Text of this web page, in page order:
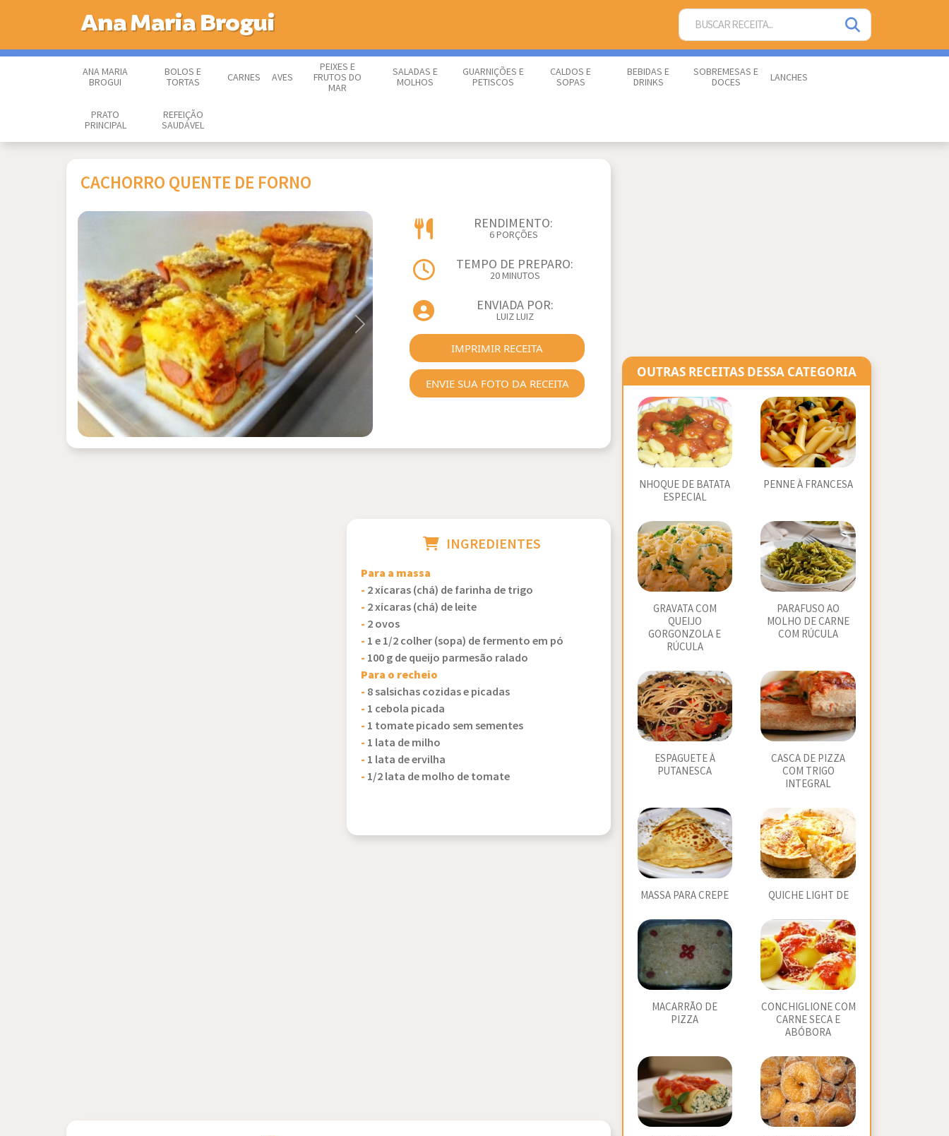
Ana Maria Brogui
ANA MARIA
BROGUI
BOLOS E
TORTAS
CARNES AVES
PEIXES E
FRUTOS DO
MAR
SALADAS E
MOLHOS
GUARNIÇÕES E
PETISCOS
CALDOS E
SOPAS
BEBIDAS E
DRINKS
SOBREMESAS E
DOCES
LANCHES
PRATO
PRINCIPAL
REFEIÇÃO
SAUDÁVEL
CACHORRO QUENTE DE FORNO
Previous Next
RENDIMENTO:
6 PORÇÕES
TEMPO DE PREPARO:
20 MINUTOS
ENVIADA POR:
LUIZ LUIZ
IMPRIMIR RECEITA
ENVIE SUA FOTO DA RECEITA
INGREDIENTES
Para a massa
- 2 xícaras (chá) de farinha de trigo
- 2 xícaras (chá) de leite
- 2 ovos
- 1 e 1/2 colher (sopa) de fermento em pó
- 100 g de queijo parmesão ralado
Para o recheio
- 8 salsichas cozidas e picadas
- 1 cebola picada
- 1 tomate picado sem sementes
- 1 lata de milho
- 1 lata de ervilha
- 1/2 lata de molho de tomate
OUTRAS RECEITAS DESSA CATEGORIA
NHOQUE DE BATATA
ESPECIAL
PENNE À FRANCESA
GRAVATA COM
QUEIJO
GORGONZOLA E
RÚCULA
PARAFUSO AO
MOLHO DE CARNE
COM RÚCULA
ESPAGUETE À
PUTANESCA
CASCA DE PIZZA
COM TRIGO
INTEGRAL
MASSA PARA CREPE QUICHE LIGHT DE
MACARRÃO DE
PIZZA
CONCHIGLIONE COM
CARNE SECA E
ABÓBORA